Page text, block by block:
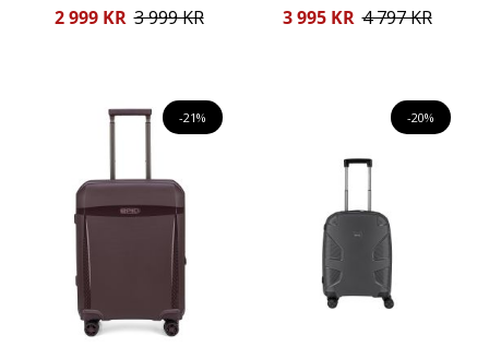
Reducerat
2 999 KR 3 999 KR
Reducerat
3 995 KR 4 797 KR
-21% -20%